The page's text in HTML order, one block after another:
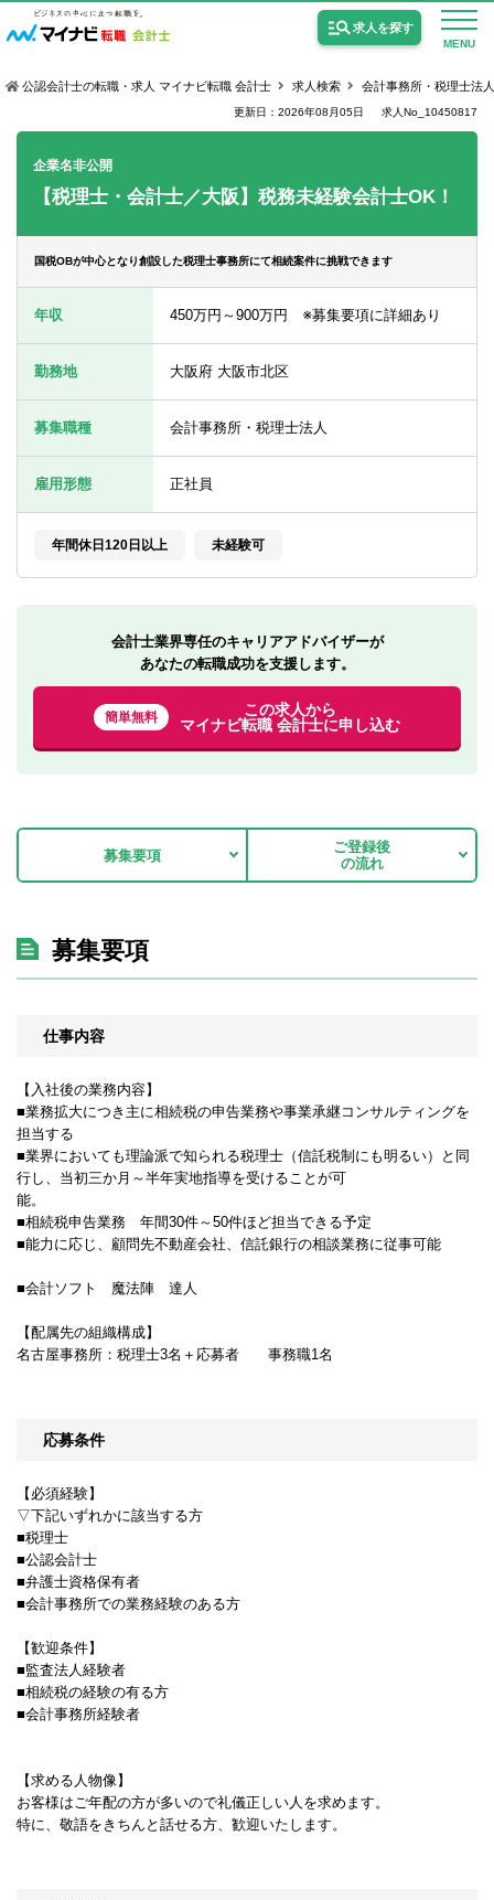
MENU
求人を探す
公認会計士の求人
監査法人の求人
個別転職相談会・セミナー
ご利用ガイド
サービス紹介
転職お役立ち情報
業界情報
公認会計士の転職・求人 マイナビ転職 会計士 求人検索 会計事務所・税理士法
更新日：2026年08月05日 求人No_10450817
企業名非公開
【税理士・会計士／大阪】税務未経験会計士OK！
国税OBが中心となり創設した税理士事務所にて相続案件に挑戦できます
年収 450万円～900万円 ※募集要項に詳細あり
勤務地 大阪府 大阪市北区
募集職種 会計事務所・税理士法人
雇用形態 正社員
年間休日120日以上 未経験可
会計士業界専任のキャリアアドバイザーが
あなたの転職成功を支援します。
簡単無料
この求人から
マイナビ転職 会計士に申し込む
募集要項
ご登録後
の流れ
募集要項
仕事内容
【入社後の業務内容】
■業務拡大につき主に相続税の申告業務や事業承継コンサルティングを
担当する
■業界においても理論派で知られる税理士（信託税制にも明るい）と同
行し、当初三か月～半年実地指導を受けることが可
能。
■相続税申告業務 年間30件～50件ほど担当できる予定
■能力に応じ、顧問先不動産会社、信託銀行の相談業務に従事可能
■会計ソフト 魔法陣 達人
【配属先の組織構成】
名古屋事務所：税理士3名＋応募者 事務職1名
応募条件
【必須経験】
▽下記いずれかに該当する方
■税理士
■公認会計士
■弁護士資格保有者
■会計事務所での業務経験のある方
【歓迎条件】
■監査法人経験者
■相続税の経験の有る方
■会計事務所経験者
【求める人物像】
お客様はご年配の方が多いので礼儀正しい人を求めます。
特に、敬語をきちんと話せる方、歓迎いたします。